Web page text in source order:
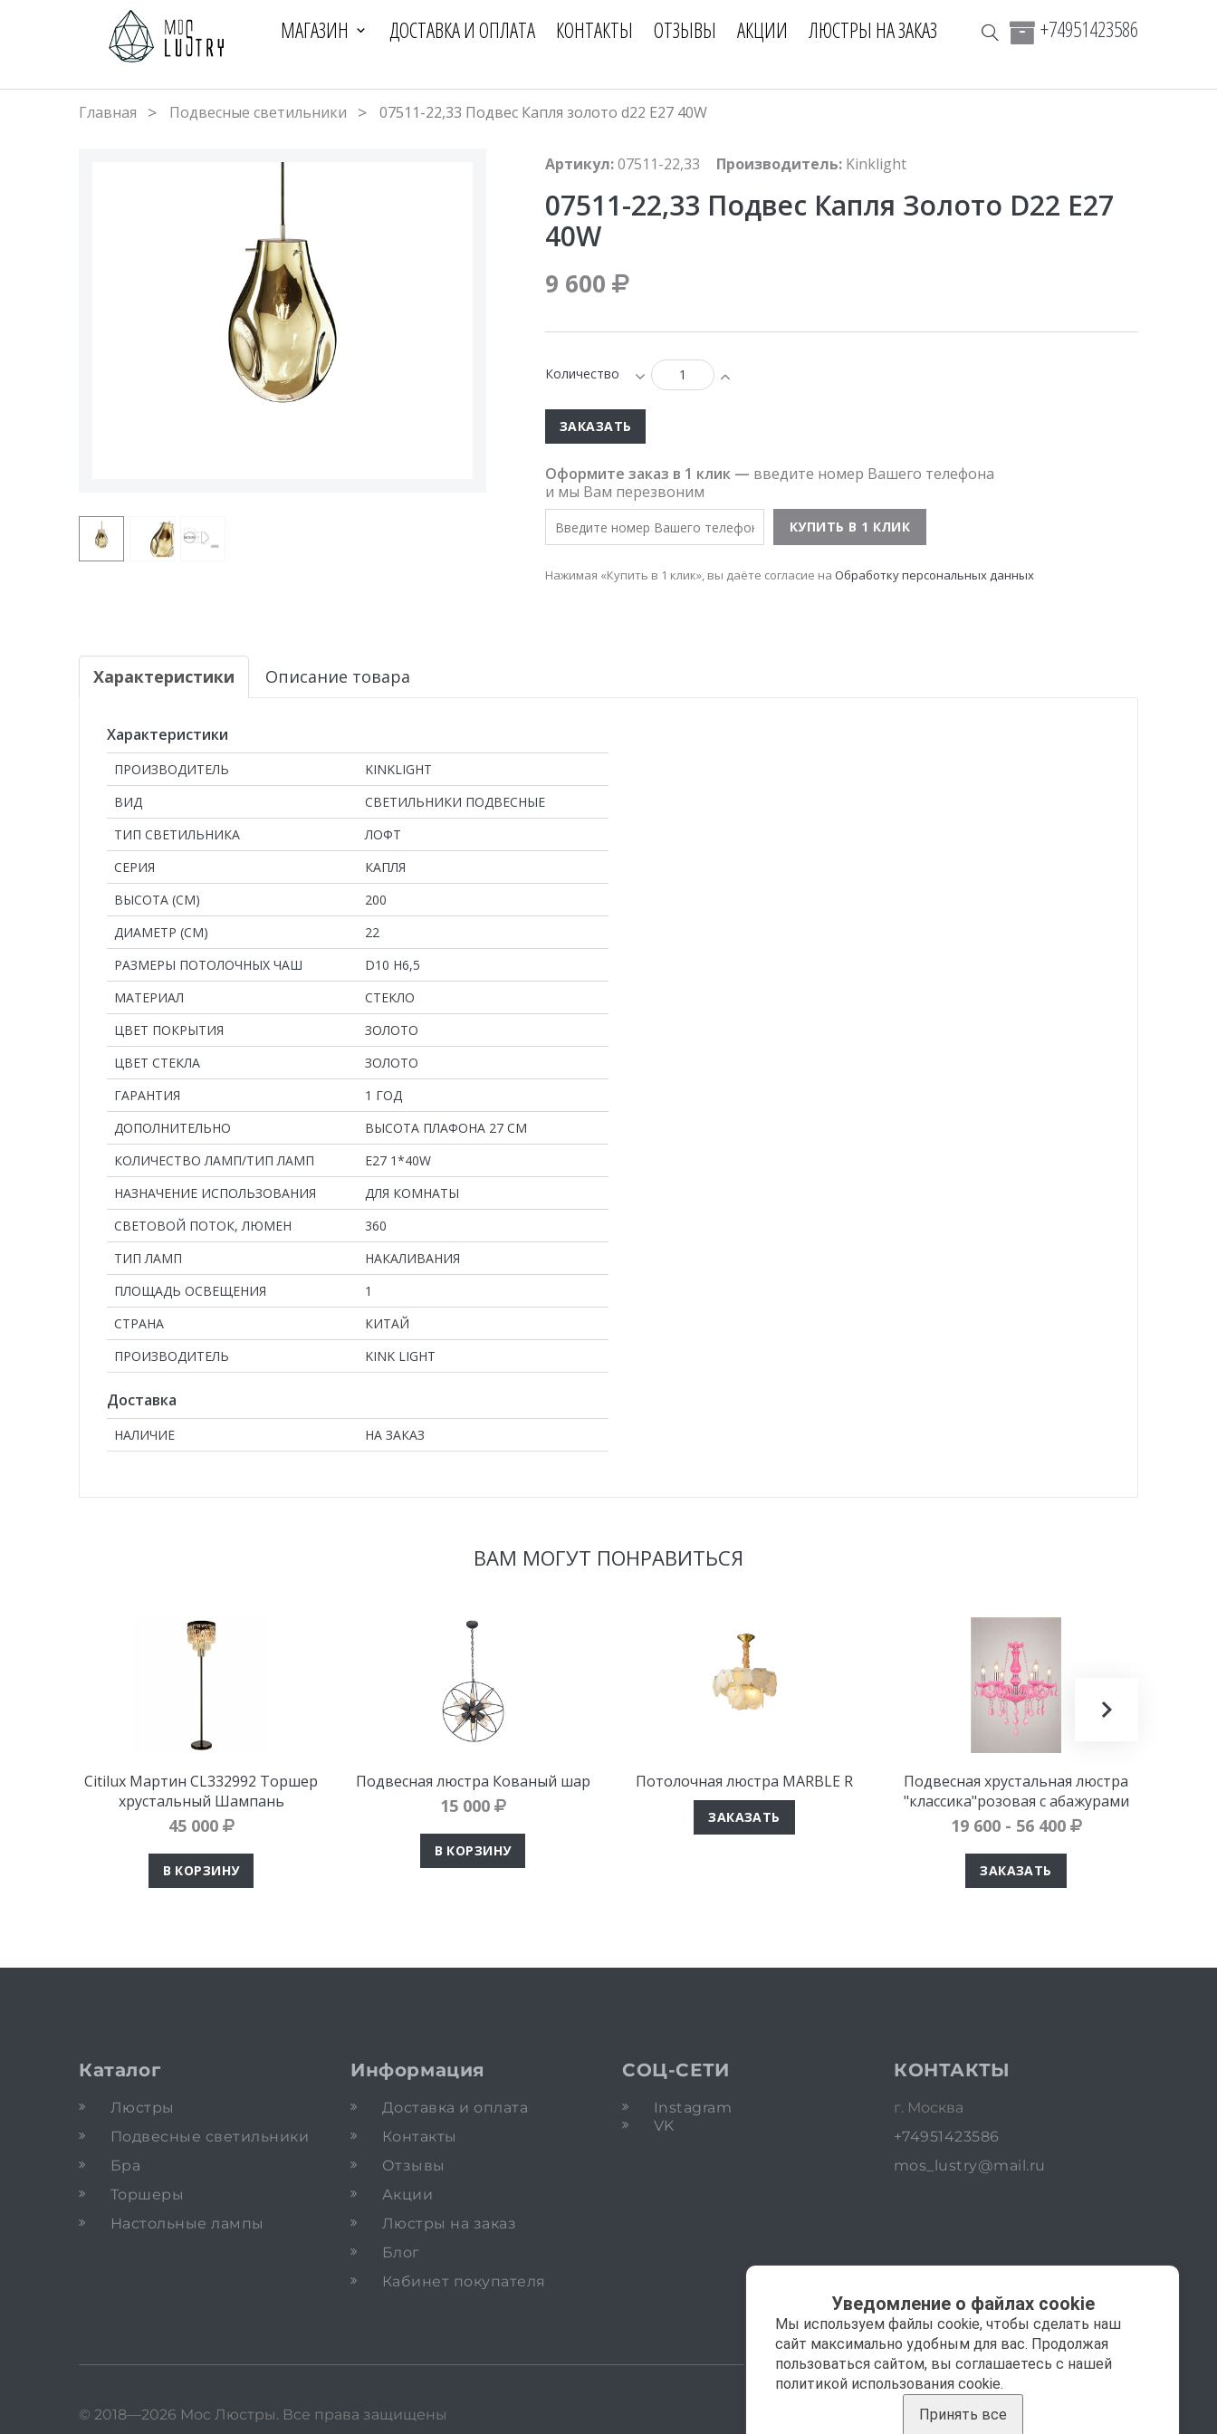
МАГАЗИН ДОСТАВКА И ОПЛАТА КОНТАКТЫ ОТЗЫВЫ АКЦИИ ЛЮСТРЫ НА ЗАКАЗ +74951423586
Главная Подвесные светильники 07511-22,33 Подвес Капля золото d22 E27 40W
Артикул:07511-22,33 Производитель: Kinklight
07511-22,33 Подвес Капля Золото D22 E27
40W
9 600
Количество
ЗАКАЗАТЬ
Оформите заказ в 1 клик — введите номер Вашего телефона
и мы Вам перезвоним
Нажимая «Купить в 1 клик», вы даёте согласие на Обработку персональных данных
Характеристики Описание товара
Характеристики
ПРОИЗВОДИТЕЛЬ
KINKLIGHT
ВИД
СВЕТИЛЬНИКИ ПОДВЕСНЫЕ
ТИП СВЕТИЛЬНИКА
ЛОФТ
СЕРИЯ
КАПЛЯ
ВЫСОТА (СМ)
200
ДИАМЕТР (СМ)
22
РАЗМЕРЫ ПОТОЛОЧНЫХ ЧАШ
D10 H6,5
MАТЕРИАЛ
СТЕКЛО
ЦВЕТ ПОКРЫТИЯ
ЗОЛОТО
ЦВЕТ СТЕКЛА
ЗОЛОТО
ГАРАНТИЯ
1 ГОД
ДОПОЛНИТЕЛЬНО
ВЫСОТА ПЛАФОНА 27 СМ
КОЛИЧЕСТВО ЛАМП/ТИП ЛАМП
E27 1*40W
НАЗНАЧЕНИЕ ИСПОЛЬЗОВАНИЯ
ДЛЯ КОМНАТЫ
СВЕТОВОЙ ПОТОК, ЛЮМЕН
360
ТИП ЛАМП
НАКАЛИВАНИЯ
ПЛОЩАДЬ ОСВЕЩЕНИЯ
1
СТРАНА
КИТАЙ
ПРОИЗВОДИТЕЛЬ
KINK LIGHT
Доставка
НАЛИЧИЕ НА ЗАКАЗ
ВАМ МОГУТ ПОНРАВИТЬСЯ
Citilux Мартин CL332992 Торшер
хрустальный Шампань
45 000
В КОРЗИНУ
Подвесная люстра Кованый шар
15 000
В КОРЗИНУ
Потолочная люстра MARBLE R
ЗАКАЗАТЬ
Подвесная хрустальная люстра
"классика"розовая с абажурами
19 600 - 56 400
ЗАКАЗАТЬ
Каталог
Люстры
Подвесные светильники
Бра
Торшеры
Настольные лампы
Информация
Доставка и оплата
Контакты
Отзывы
Акции
Люстры на заказ
Блог
Кабинет покупателя
СОЦ-СЕТИ
Instagram
VK
КОНТАКТЫ
г. Москва
+74951423586
mos_lustry@mail.ru
© 2018—2026 Мос Люстры. Все права защищены
Уведомление о файлах cookie
Мы используем файлы cookie, чтобы сделать наш
сайт максимально удобным для вас. Продолжая
пользоваться сайтом, вы соглашаетесь с нашей
политикой использования cookie.
Принять все